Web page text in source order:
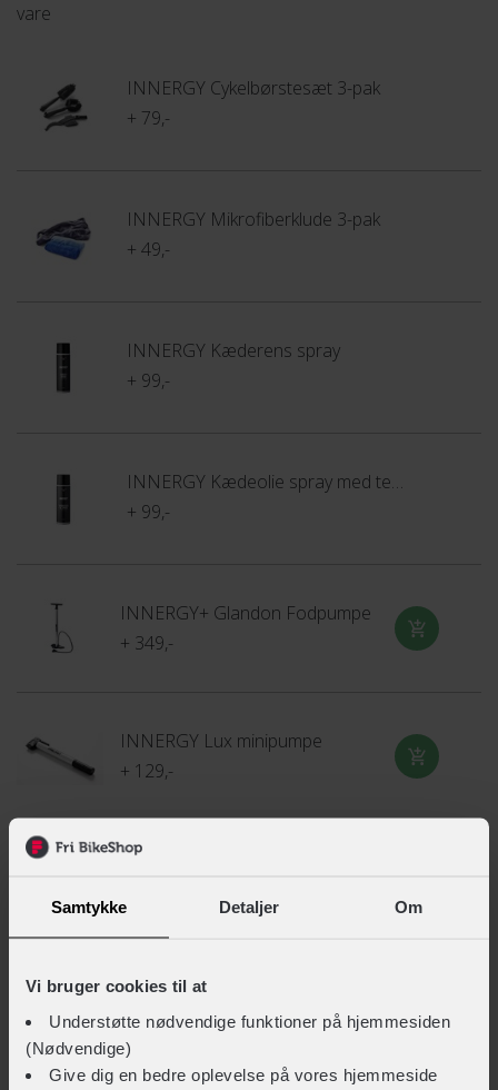
Samtykke Detaljer Om
Vi bruger cookies til at
Understøtte nødvendige funktioner på hjemmesiden
(Nødvendige)
Give dig en bedre oplevelse på vores hjemmeside
vare
INNERGY Cykelbørstesæt 3-pak
+ 79,-
INNERGY Mikrofiberklude 3-pak
+ 49,-
INNERGY Kæderens spray
+ 99,-
INNERGY Kædeolie spray med teflon
+ 99,-
INNERGY+ Glandon Fodpumpe
+ 349,-
INNERGY Lux minipumpe
+ 129,-
INNERGY Kædeolie tør
+ 79,-